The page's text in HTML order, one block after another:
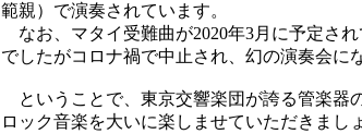
範親）で演奏されています。
なお、マタイ受難曲が2020年3月に予定さ
でしたがコロナ禍で中止され、幻の演奏会に
ということで、東京交響楽団が誇る管楽器
ロック音楽を大いに楽しませていただきまし